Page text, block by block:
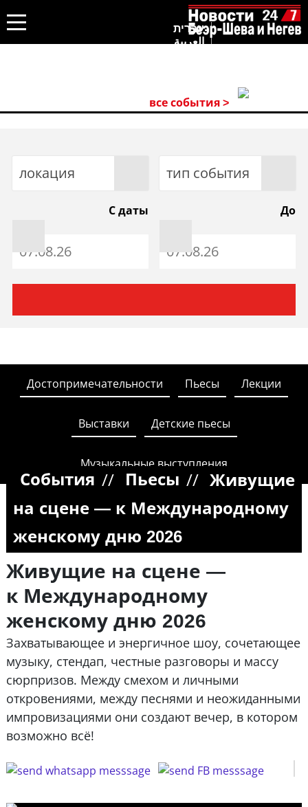
עברית
العربية
все события >
локация тип события
С даты До
Достопримечательности Пьесы Лекции
Выставки Детские пьесы
Музыкальные выступления
События // Пьесы // Живущие
на сцене — к Международному
женскому дню 2026
Живущие на сцене —
к Международному
женскому дню 2026
Захватывающее и энергичное шоу, сочетающее
музыку, стендап, честные разговоры и массу
сюрпризов. Между смехом и личными
откровениями, между песнями и неожиданными
импровизациями они создают вечер, в котором
возможно всё!